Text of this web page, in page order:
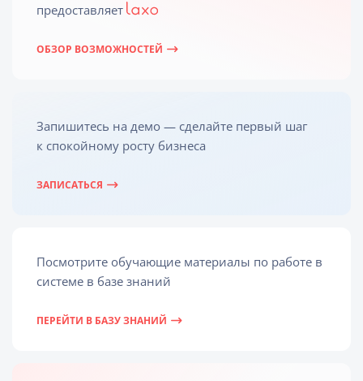
предоставляет
ОБЗОР ВОЗМОЖНОСТЕЙ
Запишитесь на демо — сделайте первый шаг
к спокойному росту бизнеса
ЗАПИСАТЬСЯ
Посмотрите обучающие материалы по работе в
системе в базе знаний
ПЕРЕЙТИ В БАЗУ ЗНАНИЙ